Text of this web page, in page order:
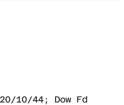
10/44; Dow Fd